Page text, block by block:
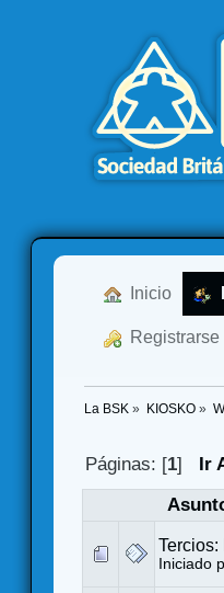
Inicio
Registrarse
La BSK » KIOSKO»
Páginas: [1]
Ir
Tercios:
Iniciado